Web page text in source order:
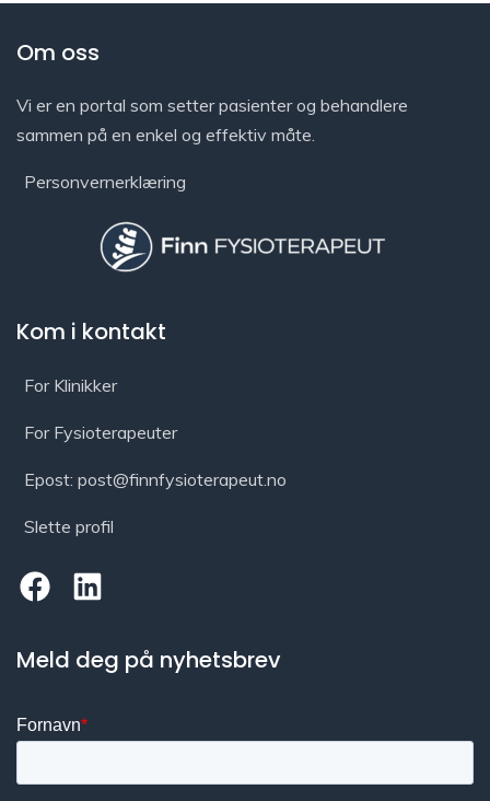
Om oss
Vi er en portal som setter pasienter og behandlere
sammen på en enkel og effektiv måte.
Personvernerklæring
Kom i kontakt
For Klinikker
For Fysioterapeuter
Epost: post@finnfysioterapeut.no
Slette profil
Meld deg på nyhetsbrev